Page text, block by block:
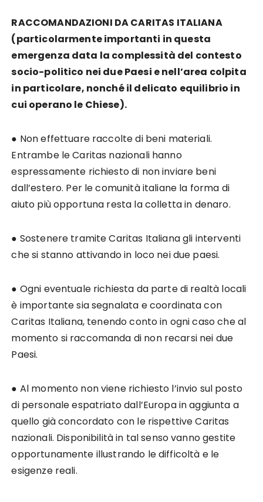
RACCOMANDAZIONI DA CARITAS ITALIANA
(particolarmente importanti in questa
emergenza data la complessità del contesto
socio-politico nei due Paesi e nell’area colpita
in particolare, nonché il delicato equilibrio in
cui operano le Chiese).
● Non effettuare raccolte di beni materiali.
Entrambe le Caritas nazionali hanno
espressamente richiesto di non inviare beni
dall’estero. Per le comunità italiane la forma di
aiuto più opportuna resta la colletta in denaro.
● Sostenere tramite Caritas Italiana gli interventi
che si stanno attivando in loco nei due paesi.
● Ogni eventuale richiesta da parte di realtà locali
è importante sia segnalata e coordinata con
Caritas Italiana, tenendo conto in ogni caso che al
momento si raccomanda di non recarsi nei due
Paesi.
● Al momento non viene richiesto l’invio sul posto
di personale espatriato dall’Europa in aggiunta a
quello già concordato con le rispettive Caritas
nazionali. Disponibilità in tal senso vanno gestite
opportunamente illustrando le difficoltà e le
esigenze reali.